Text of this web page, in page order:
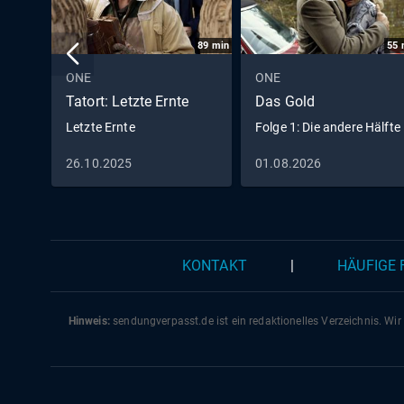
89 min
ONE
Tatort: Letzte Ernte
Letzte Ernte
26.10.2025
55
ONE
Das Gold
Folge 1: Die andere Hälfte
01.08.2026
KONTAKT HÄUFIGE
Hinweis:sendungverpasst.deist ein redaktionelles Verzeichnis. Wir